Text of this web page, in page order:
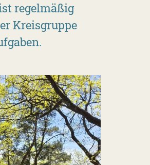
regelmäßig
Kreisgruppe